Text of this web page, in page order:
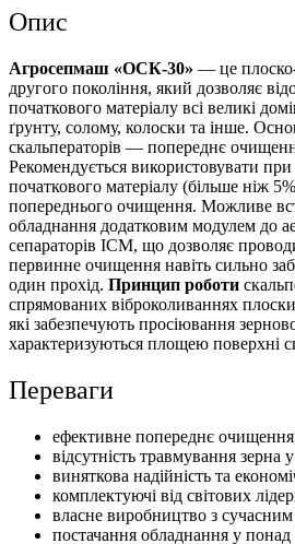
Опис
Агросепмаш «ОСК-30» — це
другого покоління, який дозволяє
початкового матеріалу всі великі
ґрунту, солому, колоски та інше.
скальператорів — попереднє
Рекомендується використовувати
початкового матеріалу (більше ніж
попереднього очищення. Можливе
обладнання додатковим модулем до
сепараторів ІСМ, що дозволяє
первинне очищення навіть сильно
один прохід. Принцип роботи
спрямованих віброколиваннях
які забезпечують просіювання
характеризуються площею поверхні
Переваги
ефективне попереднє
відсутність травмування зерна
виняткова надійність та
комплектуючі від світових
власне виробництво з
постачання обладнання у